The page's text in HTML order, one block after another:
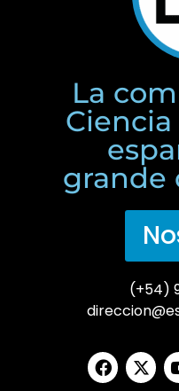
La
grande
(+54)